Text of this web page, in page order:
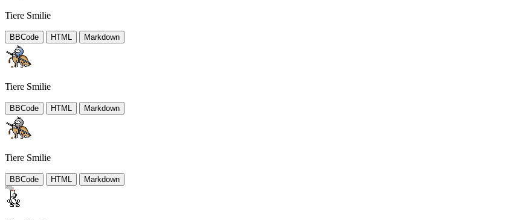
Tiere Smilie
BBCode HTML Markdown
Tiere Smilie
BBCode HTML Markdown
Tiere Smilie
BBCode HTML Markdown